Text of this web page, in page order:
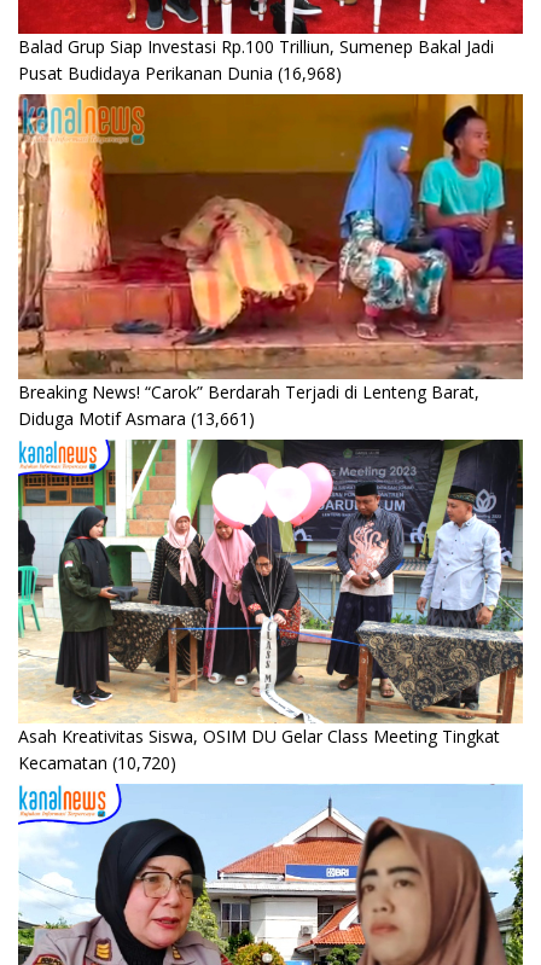
Balad Grup Siap Investasi Rp.100 Trilliun, Sumenep Bakal Jadi
Pusat Budidaya Perikanan Dunia (16,968)
Breaking News! “Carok” Berdarah Terjadi di Lenteng Barat,
Diduga Motif Asmara (13,661)
Asah Kreativitas Siswa, OSIM DU Gelar Class Meeting Tingkat
Kecamatan (10,720)